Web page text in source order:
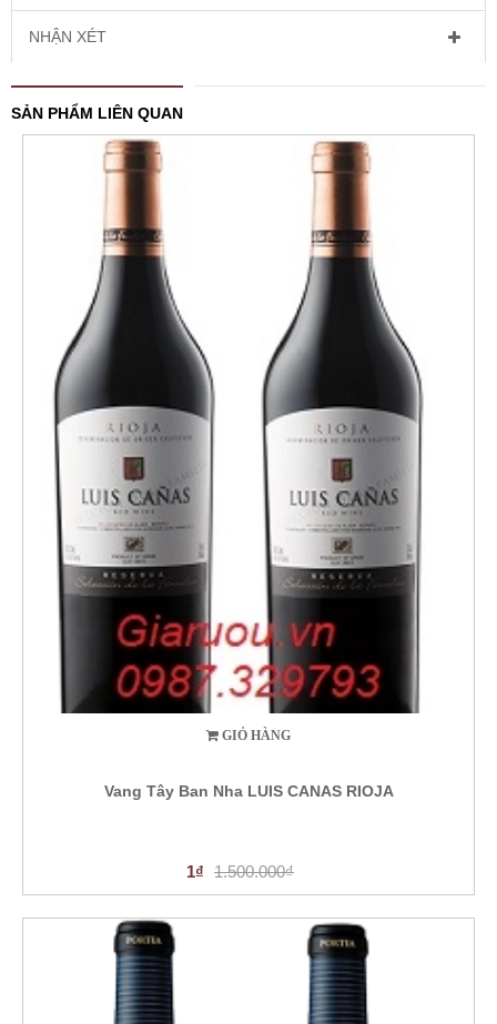
NHẬN XÉT
SẢN PHẨM LIÊN QUAN
GIỎ HÀNG
Vang Tây Ban Nha LUIS CANAS RIOJA
1₫ 1.500.000₫